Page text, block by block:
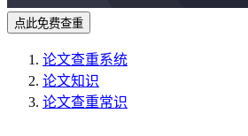
点此免费查重
论文查重系统
论文知识
论文查重常识